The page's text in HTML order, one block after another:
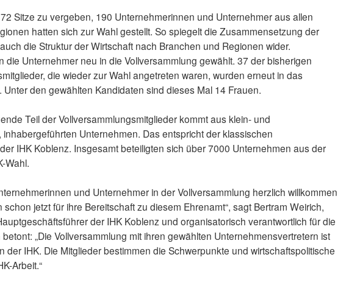
Sitze zu vergeben, 190 Unternehmerinnen und Unternehmer aus allen
hatten sich zur Wahl gestellt. So spiegelt die Zusammensetzung der
die Struktur der Wirtschaft nach Branchen und Regionen wider.
die Unternehmer neu in die Vollversammlung gewählt. 37 der bisherigen
die wieder zur Wahl angetreten waren, wurden erneut in das
Unter den gewählten Kandidaten sind dieses Mal 14 Frauen.
Teil der Vollversammlungsmitglieder kommt aus klein- und
inhabergeführten Unternehmen. Das entspricht der klassischen
IHK Koblenz. Insgesamt beteiligten sich über 7000 Unternehmen aus der
Wahl.
und Unternehmer in der Vollversammlung herzlich willkommen
jetzt für ihre Bereitschaft zu diesem Ehrenamt“, sagt Bertram Weirich,
der IHK Koblenz und organisatorisch verantwortlich für die
betont: „Die Vollversammlung mit ihren gewählten Unternehmensvertretern ist
der IHK. Die Mitglieder bestimmen die Schwerpunkte und wirtschaftspolitische
Arbeit.“